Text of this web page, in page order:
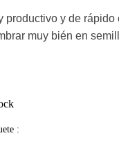
productivo y de
muy bién en
: